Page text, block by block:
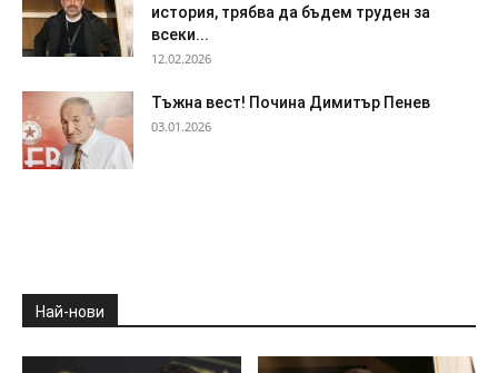
история, трябва да бъдем труден за
всеки...
12.02.2026
Тъжна вест! Почина Димитър Пенев
03.01.2026
Най-нови